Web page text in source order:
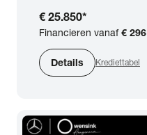
€ 25.850*
Financieren vanaf€ 296
Details Krediettabel